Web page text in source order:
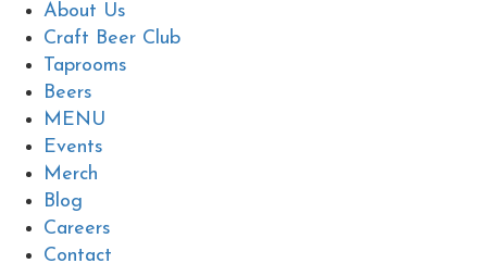
About Us
Craft Beer Club
Taprooms
Beers
MENU
Events
Merch
Blog
Careers
Contact